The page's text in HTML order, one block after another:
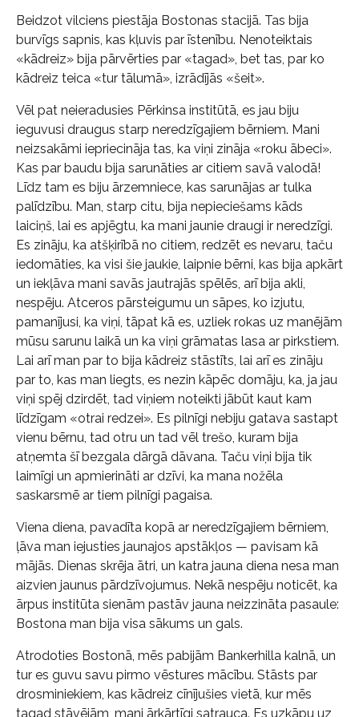
Beidzot vilciens piestāja Bostonas stacijā. Tas bija
burvīgs sapnis, kas kļuvis par īstenību. Nenoteiktais
«kādreiz» bija pārvērties par «tagad», bet tas, par ko
kādreiz teica «tur tālumā», izrādījās «šeit».
Vēl pat neieradusies Pērkinsa institūtā, es jau biju
ieguvusi draugus starp neredzīgajiem bērniem. Mani
neizsakāmi iepriecināja tas, ka viņi zināja «roku ābeci».
Kas par baudu bija sarunāties ar citiem savā valodā!
Līdz tam es biju ārzemniece, kas sarunājas ar tulka
palīdzību. Man, starp citu, bija nepieciešams kāds
laiciņš, lai es apjēgtu, ka mani jaunie draugi ir neredzīgi.
Es zināju, ka atšķirībā no citiem, redzēt es nevaru, taču
iedomāties, ka visi šie jaukie, laipnie bērni, kas bija apkārt
un iekļāva mani savās jautrajās spēlēs, arī bija akli,
nespēju. Atceros pārsteigumu un sāpes, ko izjutu,
pamanījusi, ka viņi, tāpat kā es, uzliek rokas uz manējām
mūsu sarunu laikā un ka viņi grāmatas lasa ar pirkstiem.
Lai arī man par to bija kādreiz stāstīts, lai arī es zināju
par to, kas man liegts, es nezin kāpēc domāju, ka, ja jau
viņi spēj dzirdēt, tad viņiem noteikti jābūt kaut kam
līdzīgam «otrai redzei». Es pilnīgi nebiju gatava sastapt
vienu bērnu, tad otru un tad vēl trešo, kuram bija
atņemta šī bezgala dārgā dāvana. Taču viņi bija tik
laimīgi un apmierināti ar dzīvi, ka mana nožēla
saskarsmē ar tiem pilnīgi pagaisa.
Viena diena, pavadīta kopā ar neredzīgajiem bērniem,
ļāva man iejusties jaunajos apstākļos — pavisam kā
mājās. Dienas skrēja ātri, un katra jauna diena nesa man
aizvien jaunus pārdzīvojumus. Nekā nespēju noticēt, ka
ārpus institūta sienām pastāv jauna neizzināta pasaule:
Bostona man bija visa sākums un gals.
Atrodoties Bostonā, mēs pabijām Bankerhilla kalnā, un
tur es guvu savu pirmo vēstures mācību. Stāsts par
drosminiekiem, kas kādreiz cīnījušies vietā, kur mēs
tagad stāvējām, mani ārkārtīgi satrauca. Es uzkāpu uz